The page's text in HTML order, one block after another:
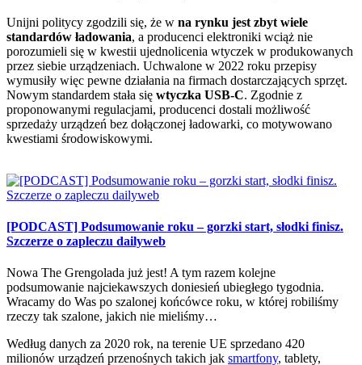
Unijni politycy zgodzili się, że w na rynku jest zbyt wiele
standardów ładowania, a producenci elektroniki wciąż nie
porozumieli się w kwestii ujednolicenia wtyczek w produkowanych
przez siebie urządzeniach. Uchwalone w 2022 roku przepisy
wymusiły więc pewne działania na firmach dostarczających sprzęt.
Nowym standardem stała się wtyczka USB-C. Zgodnie z
proponowanymi regulacjami, producenci dostali możliwość
sprzedaży urządzeń bez dołączonej ładowarki, co motywowano
kwestiami środowiskowymi.
[PODCAST] Podsumowanie roku – gorzki start, słodki finisz.
Szczerze o zapleczu dailyweb
Nowa The Grengolada już jest! A tym razem kolejne
podsumowanie najciekawszych doniesień ubiegłego tygodnia.
Wracamy do Was po szalonej końcówce roku, w której robiliśmy
rzeczy tak szalone, jakich nie mieliśmy…
Według danych za 2020 rok, na terenie UE sprzedano 420
milionów urządzeń przenośnych takich jak smartfony, tablety,